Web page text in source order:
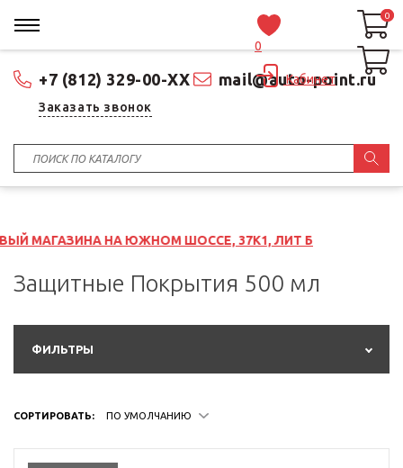
+7 (812) 329-00-XX mail@auto-point.ru
Заказать звонок
0
Кабинет
0
0
ЮЖНОМ ШОССЕ, 37К1, ЛИТ Б
Защитные Покрытия 500 мл
ФИЛЬТРЫ
СОРТИРОВАТЬ: ПО УМОЛЧАНИЮ